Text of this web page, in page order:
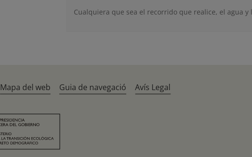
Cualquiera que sea el recorrido que realice, el agua
Mapa del web Guia de navegació Avís Legal